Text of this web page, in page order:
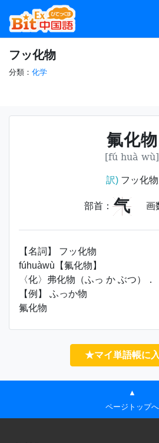
フッ化物
分類： 化学
氟化物
[fú huà wù]
訳)フッ化物
部首： 气 画
【名詞】 フッ化物
fúhuàwù【氟化物】
〈化〉弗化物（ふっ か ぶつ）．
【例】 ふっか物
氟化物
★マイ単語帳に
▲
ページトップへ